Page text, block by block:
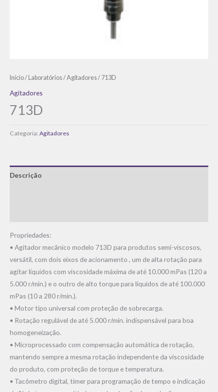
Início/ Laboratórios/Agitadores/ 713D
Agitadores
713D
Categoria: Agitadores
Descrição
Propriedades:
• Agitador mecânico modelo 713D para produtos semi-viscosos,
versátil, com dois eixos de acionamento , um de alta rotação para
agitar líquidos com viscosidade máxima de até 10.000 mPas (120 a
5.000 r/min.) e o outro de alto torque para líquidos de até 100.000
mPas (10 a 280 r/min.).
• Motor tipo universal com proteção de sobrecarga.
• Rotação regulável de até 5.000 r/min. indispensável para boa
homogeneização.
• Microprocessado com compensação automática de rotação,
mantendo sempre a mesma rotação independente da viscosidade
do produto, com proteção de torque e temperatura.
• Tacômetro digital, timer para programação de tempo e indicação